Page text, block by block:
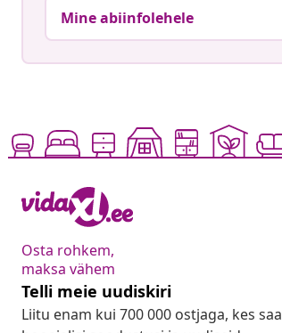
Mine abiinfolehele
Osta rohkem,
maksa vähem
Telli meie uudiskiri
Liitu enam kui 700 000 ostjaga, kes